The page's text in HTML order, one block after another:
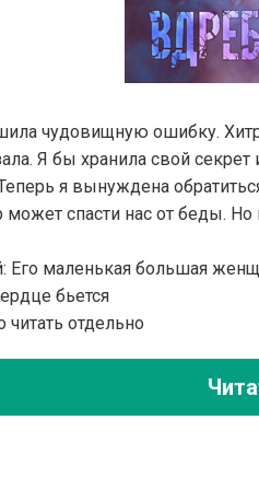
чудовищную ошибку.
Я бы хранила свой
я вынуждена
спасти нас от беды. Но
Его маленькая большая
бьется
отдельно